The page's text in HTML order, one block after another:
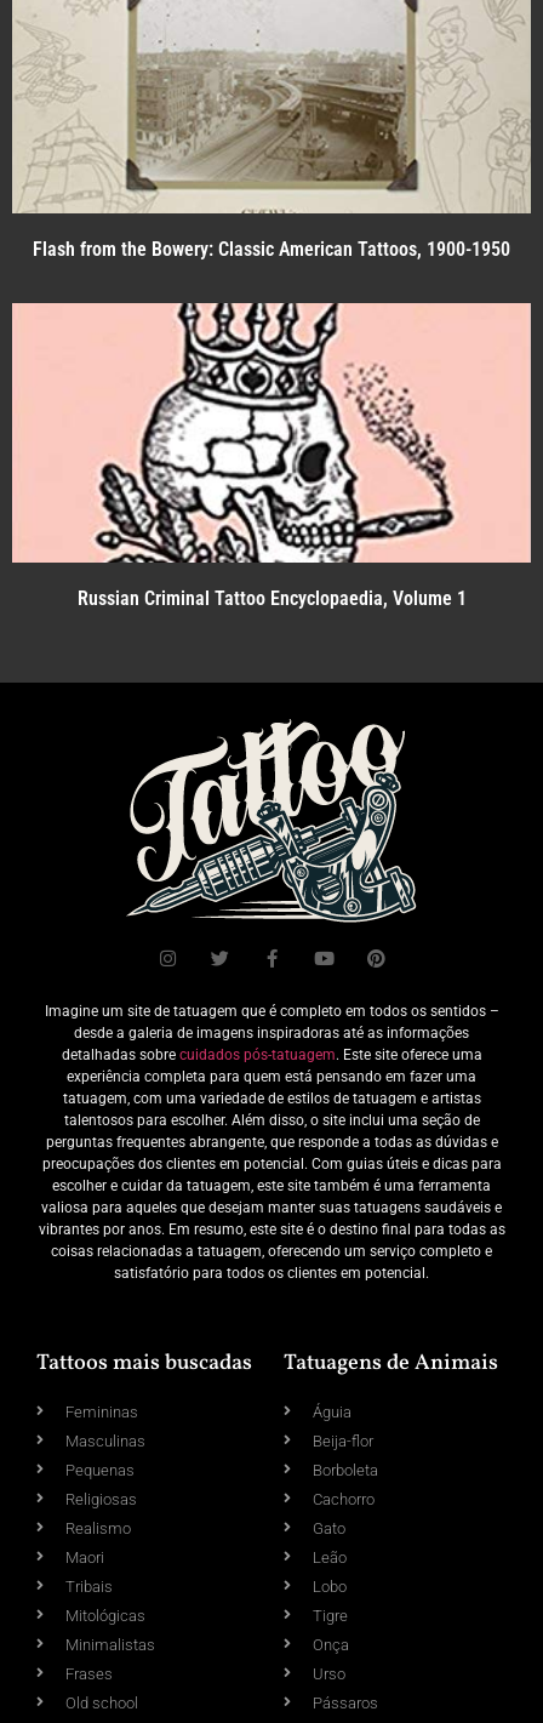
Flash from the Bowery: Classic American Tattoos, 1900-1950
Russian Criminal Tattoo Encyclopaedia, Volume 1
Imagine um site de tatuagem que é completo em todos os sentidos –
desde a galeria de imagens inspiradoras até as informações
detalhadas sobre cuidados pós-tatuagem. Este site oferece uma
experiência completa para quem está pensando em fazer uma
tatuagem, com uma variedade de estilos de tatuagem e artistas
talentosos para escolher. Além disso, o site inclui uma seção de
perguntas frequentes abrangente, que responde a todas as dúvidas e
preocupações dos clientes em potencial. Com guias úteis e dicas para
escolher e cuidar da tatuagem, este site também é uma ferramenta
valiosa para aqueles que desejam manter suas tatuagens saudáveis e
vibrantes por anos. Em resumo, este site é o destino final para todas as
coisas relacionadas a tatuagem, oferecendo um serviço completo e
satisfatório para todos os clientes em potencial.
Tattoos mais buscadas
Femininas
Masculinas
Pequenas
Religiosas
Realismo
Maori
Tribais
Mitológicas
Minimalistas
Frases
Old school
Tatuagens de Animais
Águia
Beija-flor
Borboleta
Cachorro
Gato
Leão
Lobo
Tigre
Onça
Urso
Pássaros